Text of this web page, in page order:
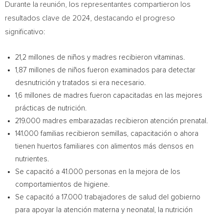
Durante la reunión, los representantes compartieron los
resultados clave de 2024, destacando el progreso
significativo:
21,2 millones de niños y madres recibieron vitaminas.
1,87 millones de niños fueron examinados para detectar
desnutrición y tratados si era necesario.
1,6 millones de madres fueron capacitadas en las mejores
prácticas de nutrición.
219.000 madres embarazadas recibieron atención prenatal.
141.000 familias recibieron semillas, capacitación o ahora
tienen huertos familiares con alimentos más densos en
nutrientes.
Se capacitó a 41.000 personas en la mejora de los
comportamientos de higiene.
Se capacitó a 17.000 trabajadores de salud del gobierno
para apoyar la atención materna y neonatal, la nutrición